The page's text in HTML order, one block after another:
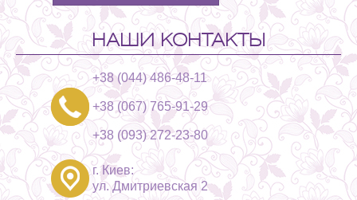
НАШИ КОНТАКТЫ
+38 (044) 486-48-11
+38 (067) 765-91-29
+38 (093) 272-23-80
г. Киев:
ул. Дмитриевская 2